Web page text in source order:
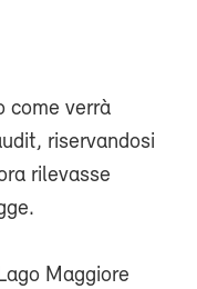
come verrà
riservandosi
rilevasse
Maggiore